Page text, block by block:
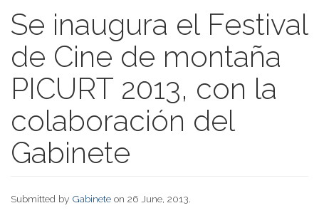
Se inaugura el Festival
de Cine de montaña
PICURT 2013, con la
colaboración del
Gabinete
Submitted by Gabinete on 26 June, 2013.